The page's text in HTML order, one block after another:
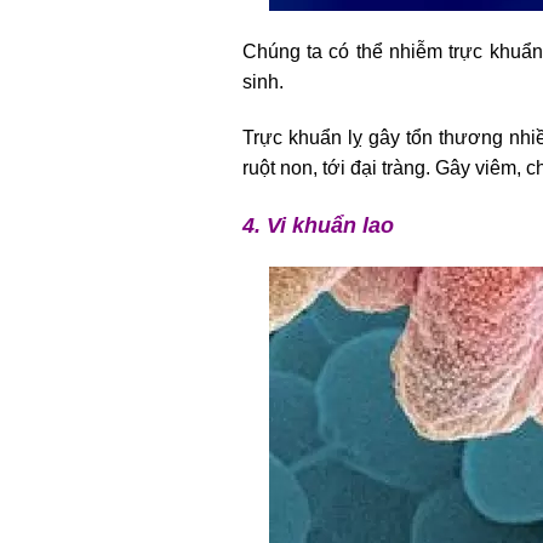
Chúng ta có thể nhiễm trực
sinh.
Trực khuẩn lỵ gây tổn thương
ruột non, tới đại tràng. Gây viêm,
4. Vi khuẩn lao